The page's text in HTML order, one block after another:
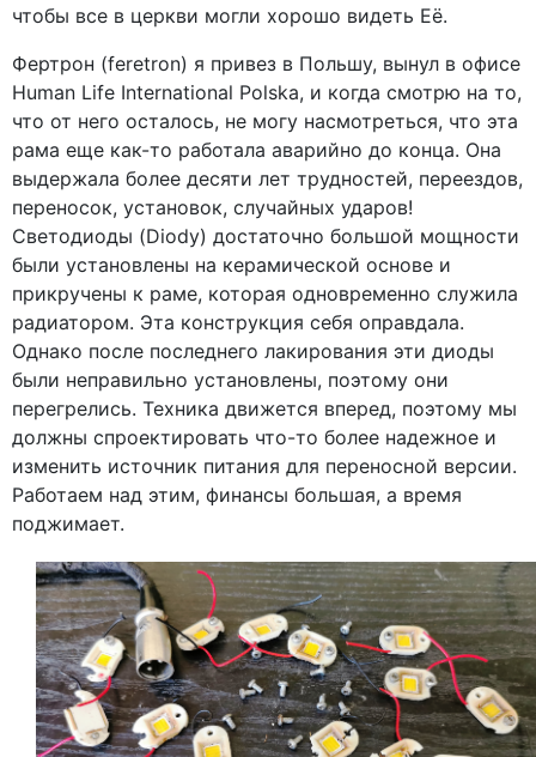
чтобы все в церкви могли хорошо видеть Её.
Фертрон (feretron) я привез в Польшу, вынул в офисе
Human Life International Polska, и когда смотрю на то,
что от него осталось, не могу насмотреться, что эта
рама еще как-то работала аварийно до конца. Она
выдержала более десяти лет трудностей, переездов,
переносок, установок, случайных ударов!
Светодиоды (Diody) достаточно большой мощности
были установлены на керамической основе и
прикручены к раме, которая одновременно служила
радиатором. Эта конструкция себя оправдала.
Однако после последнего лакирования эти диоды
были неправильно установлены, поэтому они
перегрелись. Техника движется вперед, поэтому мы
должны спроектировать что-то более надежное и
изменить источник питания для переносной версии.
Работаем над этим, финансы большая, а время
поджимает.